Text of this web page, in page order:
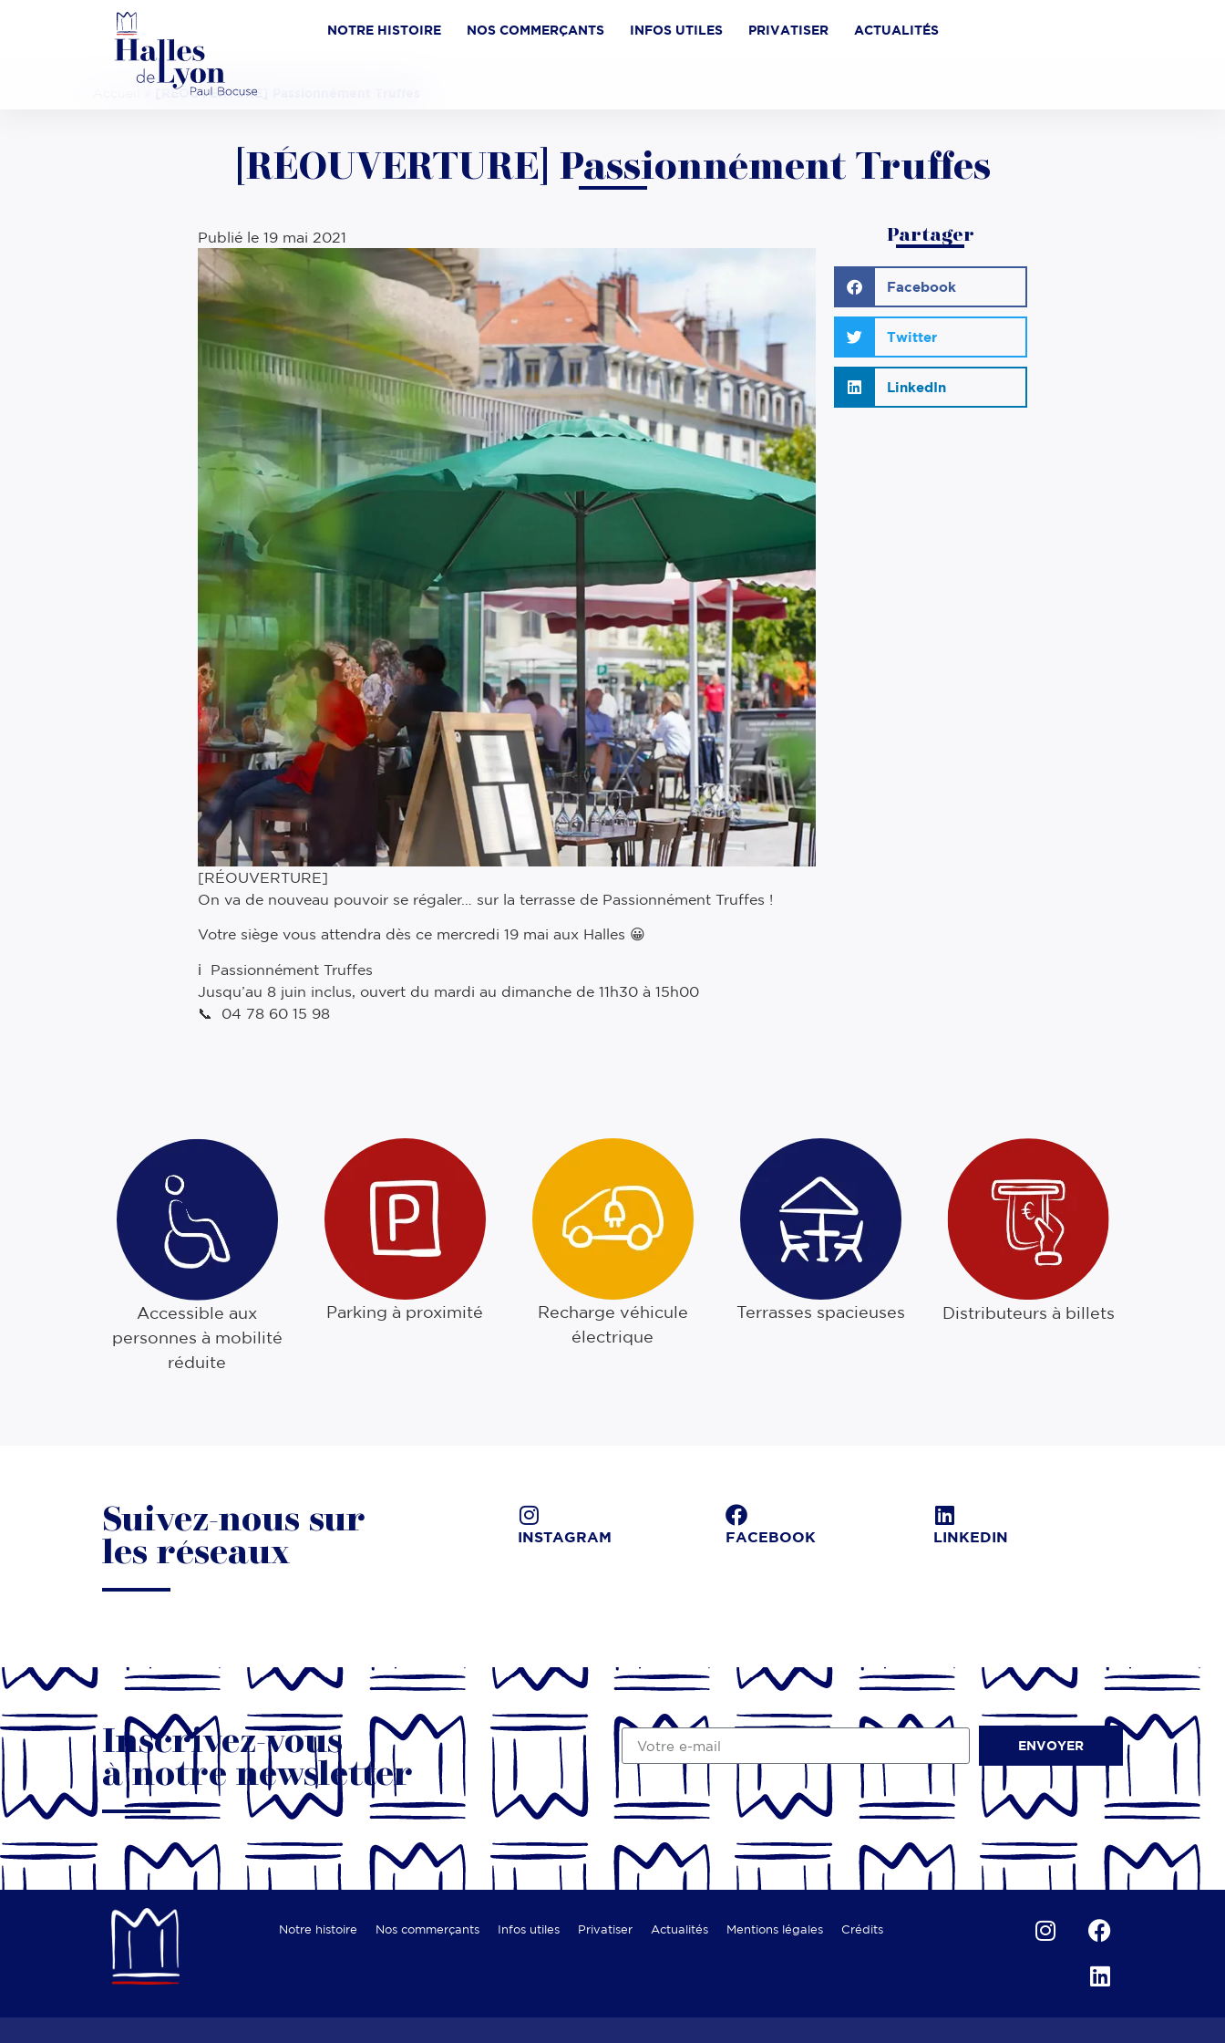
NOTRE HISTOIRE NOS COMMERÇANTS INFOS UTILES PRIVATISER ACTUALITÉS
[RÉOUVERTURE] Passionnément Truffes
[RÉOUVERTURE] Passionnément Truffes
Publié le 19 mai 2021
[RÉOUVERTURE]
On va de nouveau pouvoir se régaler… sur la terrasse de Passionnément Truffes !
Votre siège vous attendra dès ce mercredi 19 mai aux Halles 😀
ℹ️ Passionnément Truffes
Jusqu’au 8 juin inclus, ouvert du mardi au dimanche de 11h30 à 15h00
📞 04 78 60 15 98
Partager
Facebook
Twitter
LinkedIn
Accessible aux
personnes à mobilité
réduite
Parking à proximité
Recharge véhicule
électrique
Terrasses spacieuses Distributeurs à billets
Suivez-nous sur
les réseaux
INSTAGRAM FACEBOOK LINKEDIN
Inscrivez-vous
à notre newsletter
ENVOYER
Notre histoire Nos commerçants Infos utiles Privatiser Actualités Mentions légales Crédits